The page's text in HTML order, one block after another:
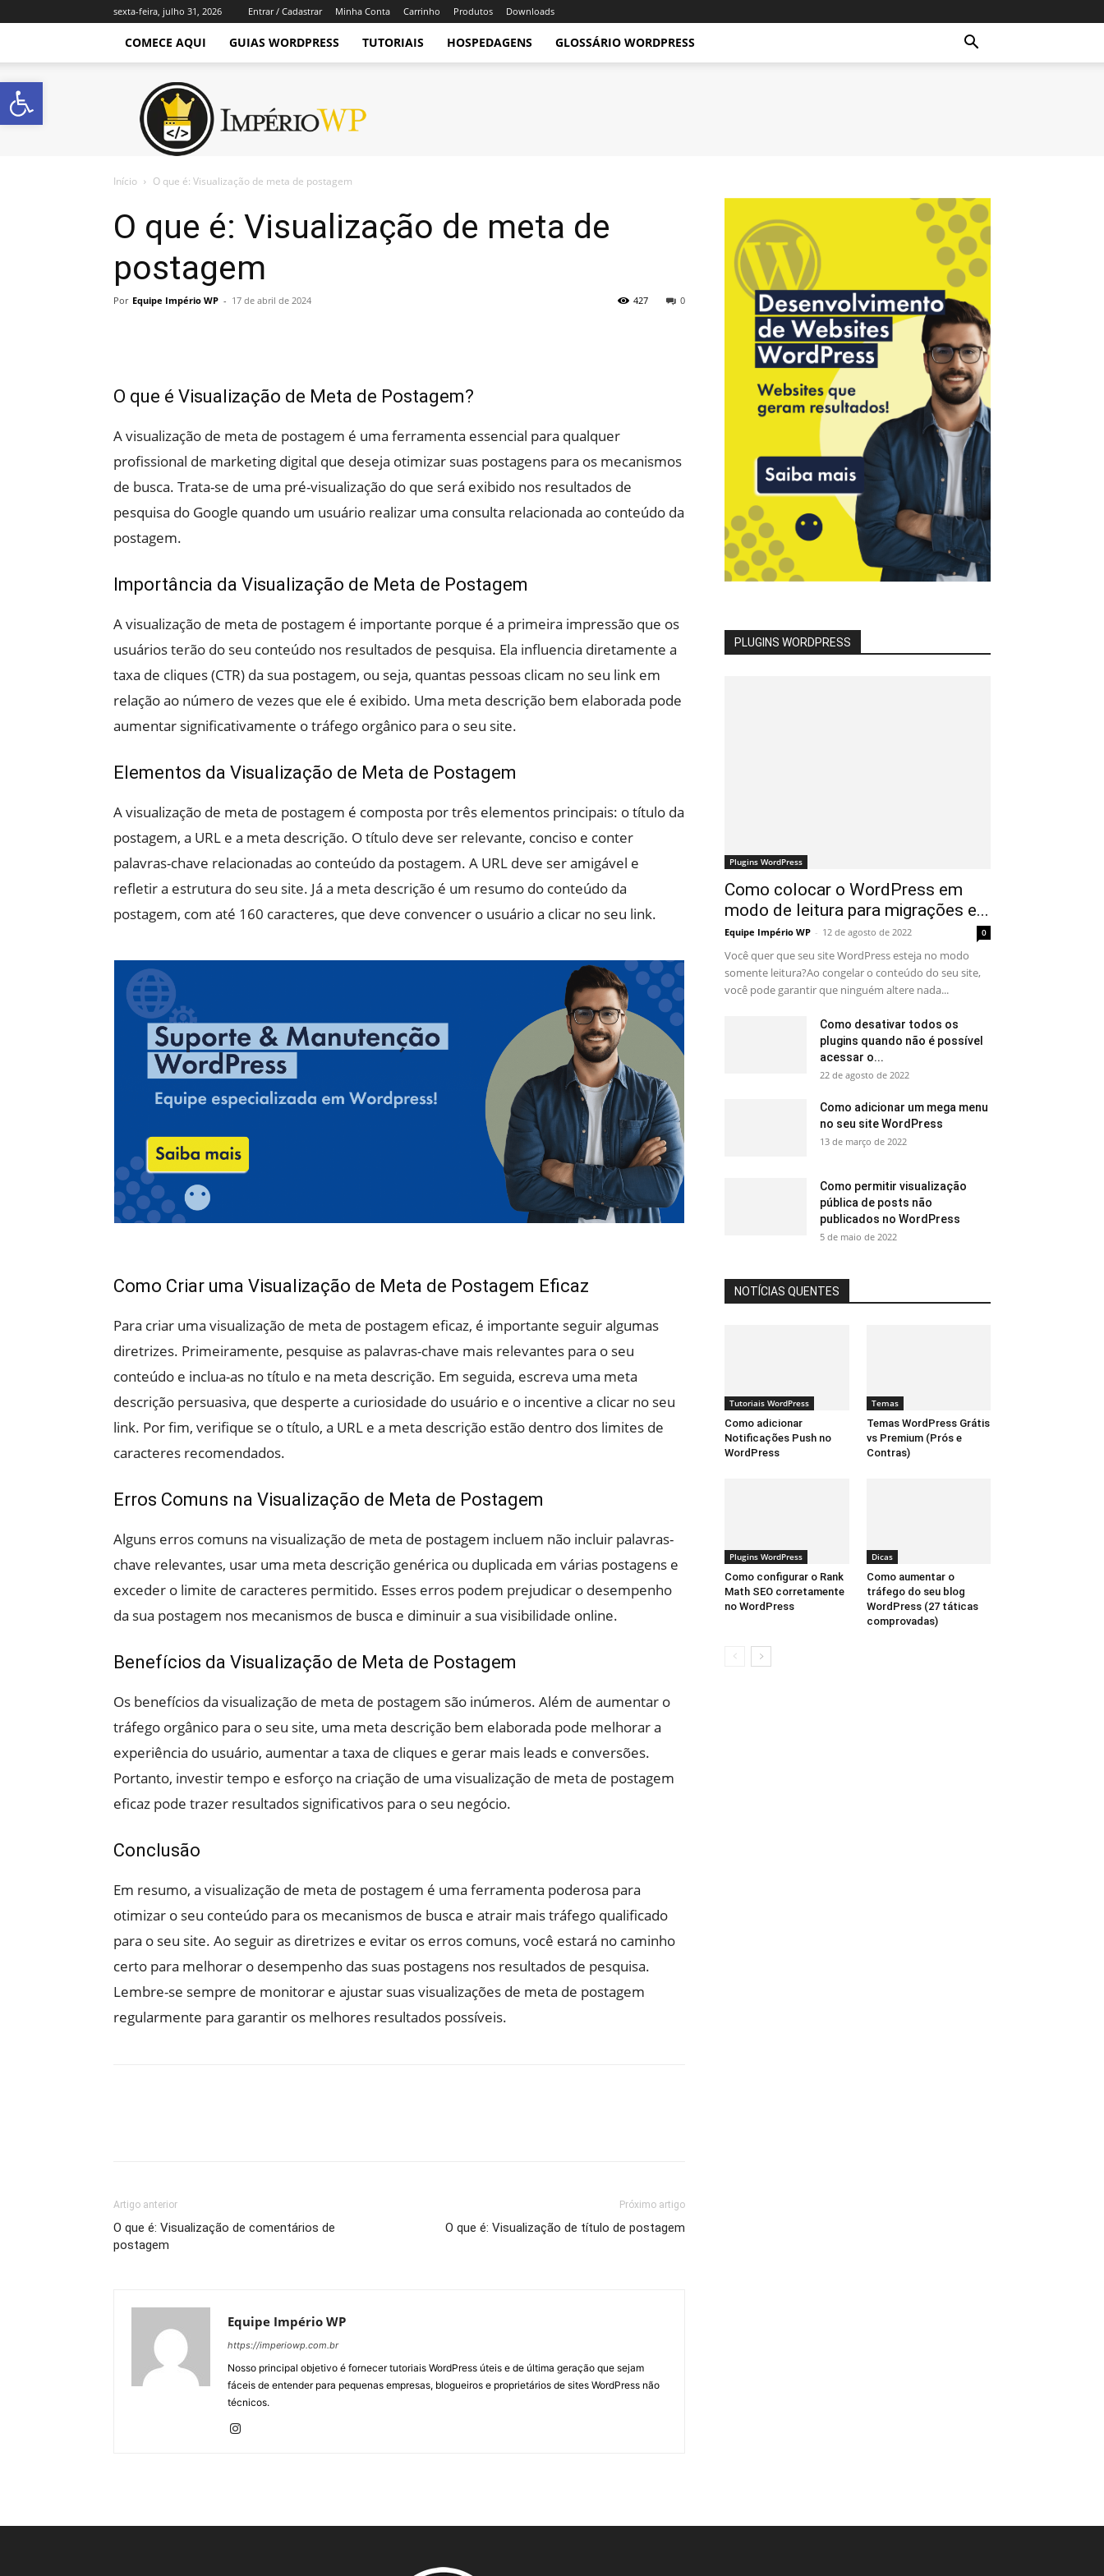
sexta-feira, julho 31, 2026 Entrar / Cadastrar Minha Conta Carrinho Produtos Downloads
COMECE AQUI GUIAS WORDPRESS TUTORIAIS HOSPEDAGENS GLOSSÁRIO WORDPRESS
Império
WordPress
Início O que é: Visualização de meta de postagem
O que é: Visualização de meta de
postagem
Por Equipe Império WP - 17 de abril de 2024 0
427
O que é Visualização de Meta de Postagem?
A visualização de meta de postagem é uma ferramenta essencial para qualquer
profissional de marketing digital que deseja otimizar suas postagens para os mecanismos
de busca. Trata-se de uma pré-visualização do que será exibido nos resultados de
pesquisa do Google quando um usuário realizar uma consulta relacionada ao conteúdo da
postagem.
Importância da Visualização de Meta de Postagem
A visualização de meta de postagem é importante porque é a primeira impressão que os
usuários terão do seu conteúdo nos resultados de pesquisa. Ela influencia diretamente a
taxa de cliques (CTR) da sua postagem, ou seja, quantas pessoas clicam no seu link em
relação ao número de vezes que ele é exibido. Uma meta descrição bem elaborada pode
aumentar significativamente o tráfego orgânico para o seu site.
Elementos da Visualização de Meta de Postagem
A visualização de meta de postagem é composta por três elementos principais: o título da
postagem, a URL e a meta descrição. O título deve ser relevante, conciso e conter
palavras-chave relacionadas ao conteúdo da postagem. A URL deve ser amigável e
refletir a estrutura do seu site. Já a meta descrição é um resumo do conteúdo da
postagem, com até 160 caracteres, que deve convencer o usuário a clicar no seu link.
Como Criar uma Visualização de Meta de Postagem Eficaz
Para criar uma visualização de meta de postagem eficaz, é importante seguir algumas
diretrizes. Primeiramente, pesquise as palavras-chave mais relevantes para o seu
conteúdo e inclua-as no título e na meta descrição. Em seguida, escreva uma meta
descrição persuasiva, que desperte a curiosidade do usuário e o incentive a clicar no seu
link. Por fim, verifique se o título, a URL e a meta descrição estão dentro dos limites de
caracteres recomendados.
Erros Comuns na Visualização de Meta de Postagem
Alguns erros comuns na visualização de meta de postagem incluem não incluir palavras-
chave relevantes, usar uma meta descrição genérica ou duplicada em várias postagens e
exceder o limite de caracteres permitido. Esses erros podem prejudicar o desempenho
da sua postagem nos mecanismos de busca e diminuir a sua visibilidade online.
Benefícios da Visualização de Meta de Postagem
Os benefícios da visualização de meta de postagem são inúmeros. Além de aumentar o
tráfego orgânico para o seu site, uma meta descrição bem elaborada pode melhorar a
experiência do usuário, aumentar a taxa de cliques e gerar mais leads e conversões.
Portanto, investir tempo e esforço na criação de uma visualização de meta de postagem
eficaz pode trazer resultados significativos para o seu negócio.
Conclusão
Em resumo, a visualização de meta de postagem é uma ferramenta poderosa para
otimizar o seu conteúdo para os mecanismos de busca e atrair mais tráfego qualificado
para o seu site. Ao seguir as diretrizes e evitar os erros comuns, você estará no caminho
certo para melhorar o desempenho das suas postagens nos resultados de pesquisa.
Lembre-se sempre de monitorar e ajustar suas visualizações de meta de postagem
regularmente para garantir os melhores resultados possíveis.
Artigo anterior
O que é: Visualização de comentários de
postagem
Próximo artigo
O que é: Visualização de título de postagem
Equipe Império WP
https://imperiowp.com.br
Nosso principal objetivo é fornecer tutoriais WordPress úteis e de última geração que sejam
fáceis de entender para pequenas empresas, blogueiros e proprietários de sites WordPress não
técnicos.
PLUGINS WORDPRESS
Plugins WordPress
Como colocar o WordPress em
modo de leitura para migrações e...
Equipe Império WP - 12 de agosto de 2022 0
Você quer que seu site WordPress esteja no modo
somente leitura?Ao congelar o conteúdo do seu site,
você pode garantir que ninguém altere nada...
Como desativar todos os
plugins quando não é possível
acessar o...
22 de agosto de 2022
Como adicionar um mega menu
no seu site WordPress
13 de março de 2022
Como permitir visualização
pública de posts não
publicados no WordPress
5 de maio de 2022
NOTÍCIAS QUENTES
Tutoriais WordPress
Como adicionar
Notificações Push no
WordPress
Temas
Temas WordPress Grátis
vs Premium (Prós e
Contras)
Plugins WordPress
Como configurar o Rank
Math SEO corretamente
no WordPress
Dicas
Como aumentar o
tráfego do seu blog
WordPress (27 táticas
comprovadas)
Abrir a barra de ferramentas